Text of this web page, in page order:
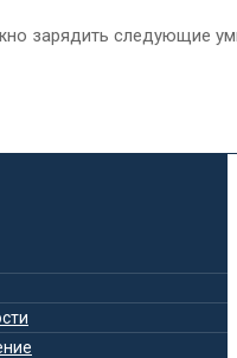
зарядить следующие